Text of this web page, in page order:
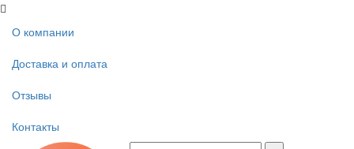
О компании
Доставка и оплата
Отзывы
Контакты